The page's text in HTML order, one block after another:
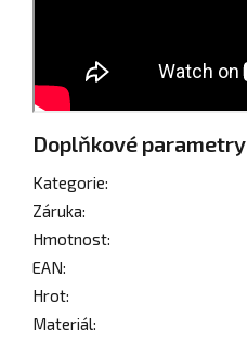
Doplňkové parametry
Kategorie:
Záruka:
Hmotnost:
EAN:
Hrot:
Materiál: